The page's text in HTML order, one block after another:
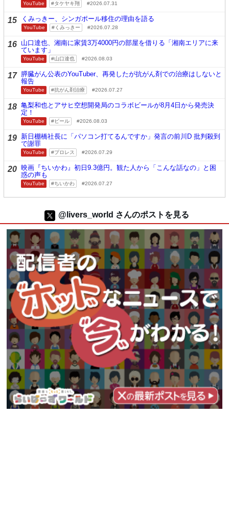
YouTube タケヤキ翔 2026.07.31
15 くみっきー、シンガポール移住の理由を語る
YouTube くみっきー 2026.07.28
16 山口達也、湘南に家賃3万4000円の部屋を借りる「湘南エリアに来
ています」
YouTube 山口達也 2026.08.03
17 膵臓がん公表のYouTuber、再発したが抗がん剤での治療はしないと
報告
YouTube 抗がん剤治療 2026.07.27
18 亀梨和也とアサヒ空想開発局のコラボビールが8月4日から発売決
定！
YouTube ビール 2026.08.03
19 新日棚橋社長に「パソコン打てるんですか」発言の前川D 批判殺到
で謝罪
YouTube プロレス 2026.07.29
20 映画『ちいかわ』初日9.3億円。観た人から「こんな話なの」と困
惑の声も
YouTube ちいかわ 2026.07.27
@livers_world さんのポストを見る